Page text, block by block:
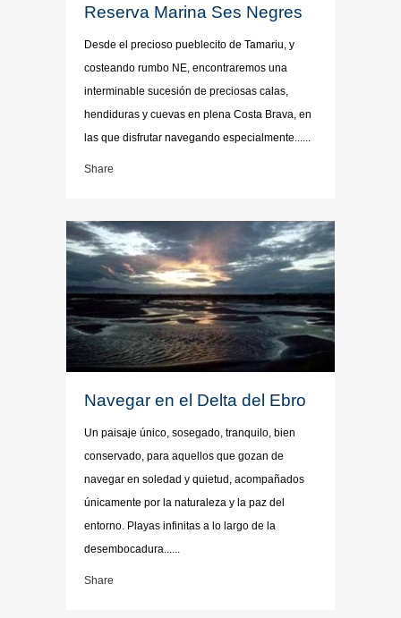
Reserva Marina Ses Negres
Desde el precioso pueblecito de Tamariu, y
costeando rumbo NE, encontraremos una
interminable sucesión de preciosas calas,
hendiduras y cuevas en plena Costa Brava, en
las que disfrutar navegando especialmente......
Share
Navegar en el Delta del Ebro
Un paisaje único, sosegado, tranquilo, bien
conservado, para aquellos que gozan de
navegar en soledad y quietud, acompañados
únicamente por la naturaleza y la paz del
entorno. Playas infinitas a lo largo de la
desembocadura......
Share